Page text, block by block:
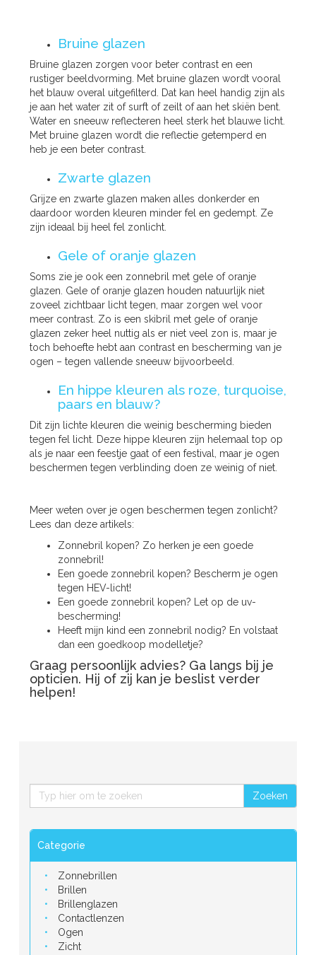
Bruine glazen
Bruine glazen zorgen voor beter contrast en een
rustiger beeldvorming. Met bruine glazen wordt vooral
het blauw overal uitgefilterd. Dat kan heel handig zijn als
je aan het water zit of surft of zeilt of aan het skiën bent.
Water en sneeuw reflecteren heel sterk het blauwe licht.
Met bruine glazen wordt die reflectie getemperd en
heb je een beter contrast.
Zwarte glazen
Grijze en zwarte glazen maken alles donkerder en
daardoor worden kleuren minder fel en gedempt. Ze
zijn ideaal bij heel fel zonlicht.
Gele of oranje glazen
Soms zie je ook een zonnebril met gele of oranje
glazen. Gele of oranje glazen houden natuurlijk niet
zoveel zichtbaar licht tegen, maar zorgen wel voor
meer contrast. Zo is een skibril met gele of oranje
glazen zeker heel nuttig als er niet veel zon is, maar je
toch behoefte hebt aan contrast en bescherming van je
ogen – tegen vallende sneeuw bijvoorbeeld.
En hippe kleuren als roze, turquoise,
paars en blauw?
Dit zijn lichte kleuren die weinig bescherming bieden
tegen fel licht. Deze hippe kleuren zijn helemaal top op
als je naar een feestje gaat of een festival, maar je ogen
beschermen tegen verblinding doen ze weinig of niet.
Meer weten over je ogen beschermen tegen zonlicht?
Lees dan deze artikels:
Zonnebril kopen? Zo herken je een goede
zonnebril!
Een goede zonnebril kopen? Bescherm je ogen
tegen HEV-licht!
Een goede zonnebril kopen? Let op de uv-
bescherming!
Heeft mijn kind een zonnebril nodig? En volstaat
dan een goedkoop modelletje?
Graag persoonlijk advies? Ga langs bij je
opticien. Hij of zij kan je beslist verder
helpen!
Zoeken
Categorie
Zonnebrillen
Brillen
Brillenglazen
Contactlenzen
Ogen
Zicht